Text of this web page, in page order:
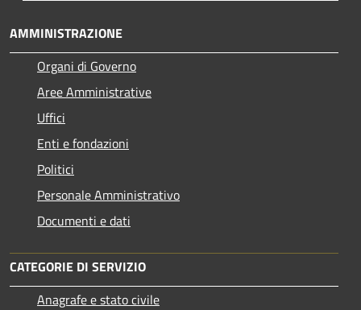
AMMINISTRAZIONE
Organi di Governo
Aree Amministrative
Uffici
Enti e fondazioni
Politici
Personale Amministrativo
Documenti e dati
CATEGORIE DI SERVIZIO
Anagrafe e stato civile